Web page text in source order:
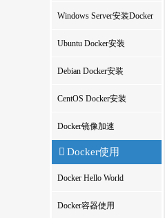
Windows Server安装Docker
Ubuntu Docker安装
Debian Docker安装
CentOS Docker安装
Docker镜像加速
Docker使用
Docker Hello World
Docker容器使用